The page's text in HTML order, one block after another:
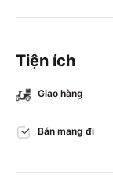
Tiện ích
Giao hàng
Bán mang đi